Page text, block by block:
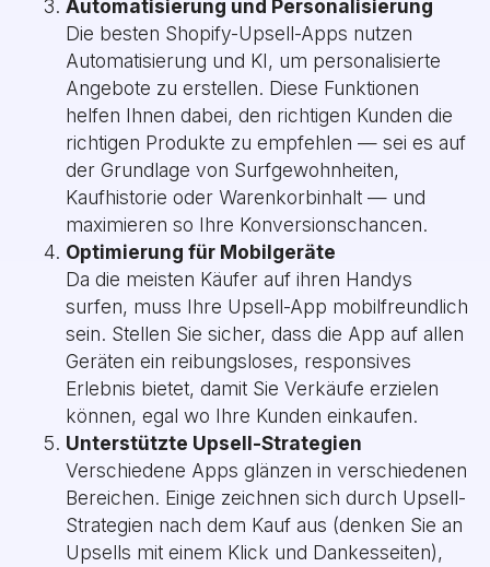
Automatisierung und Personalisierung
Die besten Shopify-Upsell-Apps nutzen
Automatisierung und KI, um personalisierte
Angebote zu erstellen. Diese Funktionen
helfen Ihnen dabei, den richtigen Kunden die
richtigen Produkte zu empfehlen — sei es auf
der Grundlage von Surfgewohnheiten,
Kaufhistorie oder Warenkorbinhalt — und
maximieren so Ihre Konversionschancen.
Optimierung für Mobilgeräte
Da die meisten Käufer auf ihren Handys
surfen, muss Ihre Upsell-App mobilfreundlich
sein. Stellen Sie sicher, dass die App auf allen
Geräten ein reibungsloses, responsives
Erlebnis bietet, damit Sie Verkäufe erzielen
können, egal wo Ihre Kunden einkaufen.
Unterstützte Upsell-Strategien
Verschiedene Apps glänzen in verschiedenen
Bereichen. Einige zeichnen sich durch Upsell-
Strategien nach dem Kauf aus (denken Sie an
Upsells mit einem Klick und Dankesseiten),